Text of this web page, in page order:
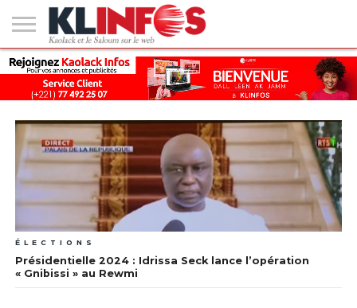
#2
(PAS
DE
TITRE)
KAOLACK
POLITIQUE
ECONOMIE
SOCIÉTÉ
CULTURE
PEOPLE
SPORT
SANTÉ
AFRIQUE
INTERNATIONAL
EMPLOI &
FORMATION
ÉLECTIONS
Présidentielle 2024 : Idrissa Seck lance l’opération
« Gnibissi » au Rewmi